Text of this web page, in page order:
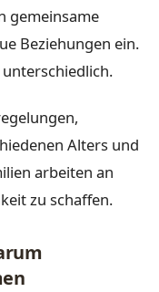
gemeinsame
Beziehungen ein.
Alters und
arbeiten an
zu schaffen.